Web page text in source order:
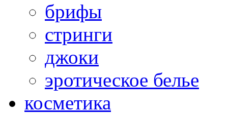
брифы
стринги
джоки
эротическое белье
косметика